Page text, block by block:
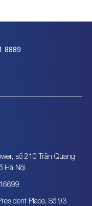
8889
số 210 Trần Quang
Hà Nội
Place, Số 93